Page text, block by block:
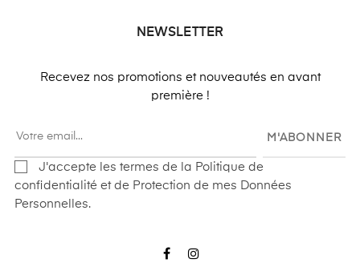
NEWSLETTER
Recevez nos promotions et nouveautés en avant
première !
M'ABONNER
J'accepte les termes de la Politique de
confidentialité et de Protection de mes Données
Personnelles.
Facebook